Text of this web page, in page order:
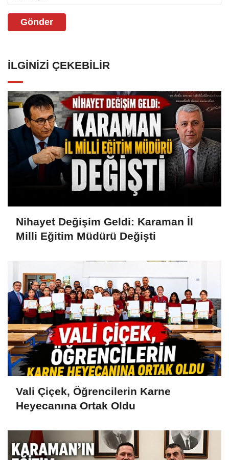
Gönder
İLGINIZI ÇEKEBILIR
Nihayet Değişim Geldi: Karaman İl
Milli Eğitim Müdürü Değişti
Vali Çiçek, Öğrencilerin Karne
Heyecanına Ortak Oldu